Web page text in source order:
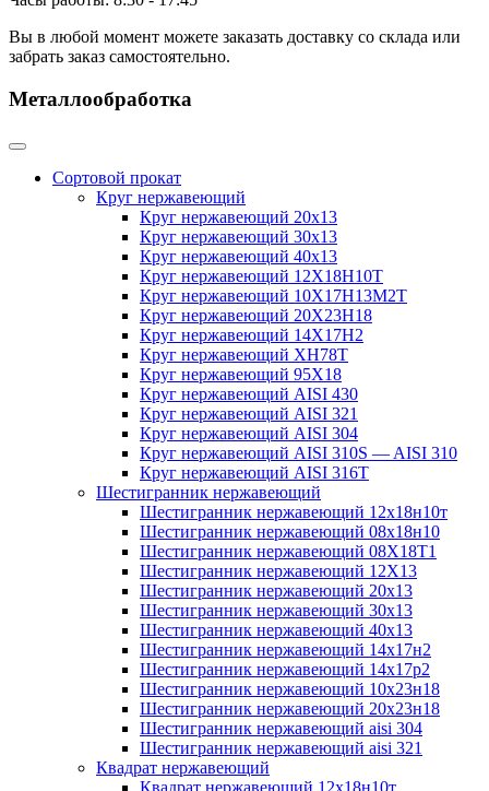
Вы в любой момент можете заказать доставку со склада или
забрать заказ самостоятельно.
Металлообработка
Сортовой прокат
Круг нержавеющий
Круг нержавеющий 20х13
Круг нержавеющий 30х13
Круг нержавеющий 40х13
Круг нержавеющий 12Х18Н10Т
Круг нержавеющий 10Х17Н13М2T
Круг нержавеющий 20Х23Н18
Круг нержавеющий 14Х17Н2
Круг нержавеющий ХН78Т
Круг нержавеющий 95Х18
Круг нержавеющий AISI 430
Круг нержавеющий AISI 321
Круг нержавеющий AISI 304
Круг нержавеющий AISI 310S — AISI 310
Круг нержавеющий AISI 316T
Шестигранник нержавеющий
Шестигранник нержавеющий 12х18н10т
Шестигранник нержавеющий 08х18н10
Шестигранник нержавеющий 08Х18Т1
Шестигранник нержавеющий 12Х13
Шестигранник нержавеющий 20х13
Шестигранник нержавеющий 30х13
Шестигранник нержавеющий 40х13
Шестигранник нержавеющий 14х17н2
Шестигранник нержавеющий 14х17р2
Шестигранник нержавеющий 10х23н18
Шестигранник нержавеющий 20х23н18
Шестигранник нержавеющий aisi 304
Шестигранник нержавеющий aisi 321
Квадрат нержавеющий